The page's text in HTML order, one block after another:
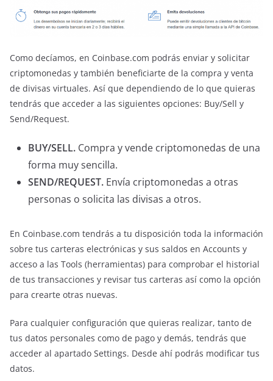
Como decíamos, en Coinbase.com podrás enviar y solicitar
criptomonedas y también beneficiarte de la compra y venta
de divisas virtuales. Así que dependiendo de lo que quieras
tendrás que acceder a las siguientes opciones: Buy/Sell y
Send/Request.
BUY/SELL. Compra y vende criptomonedas de una
forma muy sencilla.
SEND/REQUEST. Envía criptomonedas a otras
personas o solicita las divisas a otros.
En Coinbase.com tendrás a tu disposición toda la información
sobre tus carteras electrónicas y sus saldos en Accounts y
acceso a las Tools (herramientas) para comprobar el historial
de tus transacciones y revisar tus carteras así como la opción
para crearte otras nuevas.
Para cualquier configuración que quieras realizar, tanto de
tus datos personales como de pago y demás, tendrás que
acceder al apartado Settings. Desde ahí podrás modificar tus
datos.